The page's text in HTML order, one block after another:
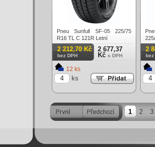
Pneu Sunfull SF-05 225/75
R16 TL C 121R Letní
2 212,70 Kč
bez DPH
2 677,37
Kč s DPH
12 ks
ks
2
bez
1 2 3